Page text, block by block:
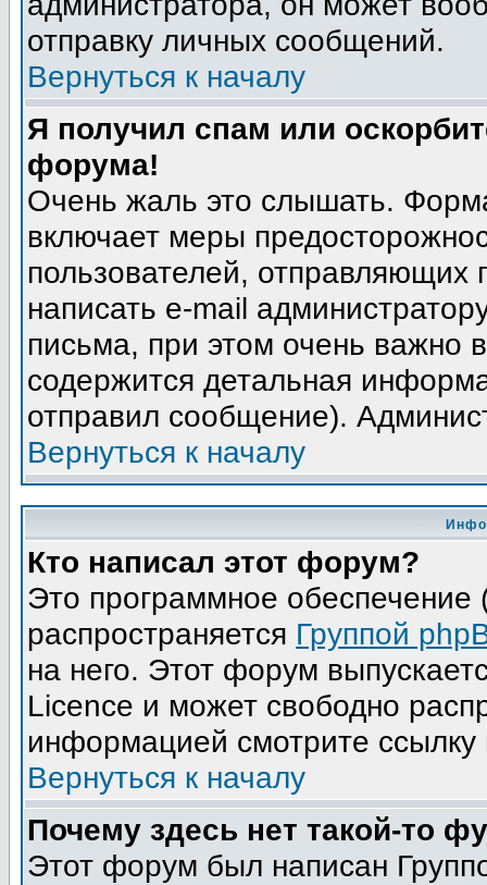
отправку личных сообщений.
Вернуться к началу
Я получил спам или
форума!
Очень жаль это слышать.
включает меры
пользователей,
написать e-mail
письма, при этом очень важно
содержится детальная
отправил сообщение).
Вернуться к началу
Кто написал этот форум?
Это программное
распространяется Группой
на него. Этот форум
Licence и может свободно
информацией смотрите ссылку
Вернуться к началу
Почему здесь нет такой-то
Этот форум был написан